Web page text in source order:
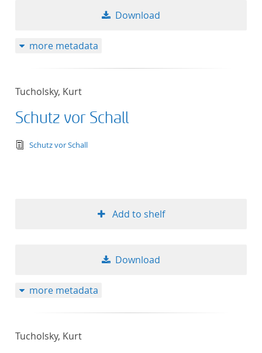
Download
more metadata
Tucholsky, Kurt
Schutz vor Schall
text/tg.edition+tg.aggregation+xml
Schutz vor Schall
Add to shelf
Download
more metadata
Tucholsky, Kurt